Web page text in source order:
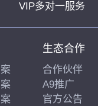
VIP多对一服务
生态合作
合作伙伴
A9推广
官方公告